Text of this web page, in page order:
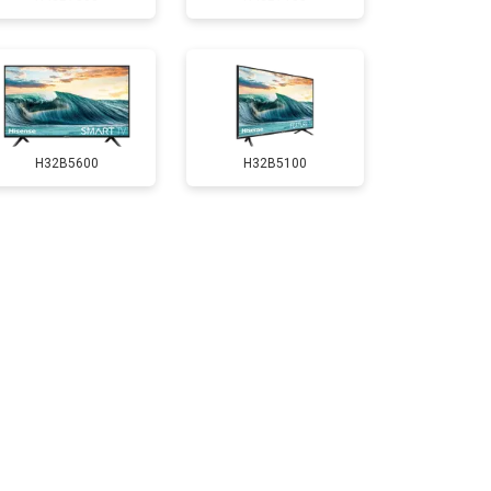
3500 ₽ Заказать
5200 ₽ Заказать
3100 ₽ Заказать
H32B5600 H32B5100